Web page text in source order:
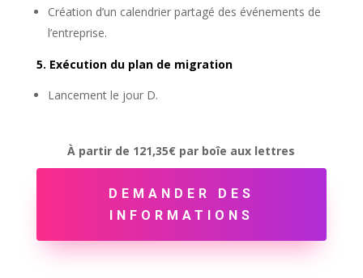
Création d’un calendrier partagé des événements de
l’entreprise.
5. Exécution du plan de migration
Lancement le jour D.
À partir de 121,35€ par boîe aux lettres
DEMANDER DES
INFORMATIONS